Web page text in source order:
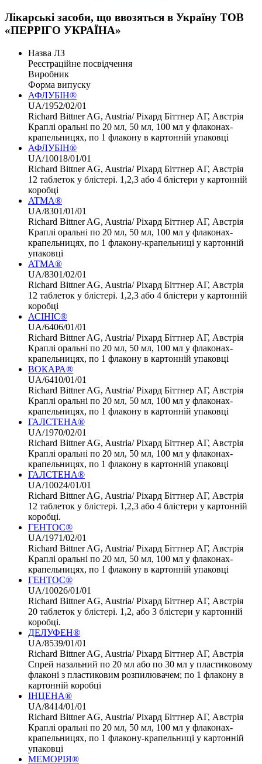
Лікарські засоби, що ввозяться в Україну ТОВ
«ПЕРРІГО УКРАЇНА»
Назва ЛЗ
Реєстраційне посвідчення
Виробник
Форма випуску
АФЛУБІН®
UA/1952/02/01
Richard Bittner AG, Austria/ Ріхард Біттнер АГ, Австрія
Краплі оральні по 20 мл, 50 мл, 100 мл у флаконах-
крапельницях, по 1 флакону в картонній упаковці
АФЛУБІН®
UA/10018/01/01
Richard Bittner AG, Austria/ Ріхард Біттнер АГ, Австрія
12 таблеток у блістері. 1,2,3 або 4 блістери у картонній
коробці
ATMA®
UA/8301/01/01
Richard Bittner AG, Austria/ Ріхард Біттнер АГ, Австрія
Краплі оральні по 20 мл, 50 мл, 100 мл у флаконах-
крапельницях, по 1 флакону-крапельниці у картонній
упаковці
ATMA®
UA/8301/02/01
Richard Bittner AG, Austria/ Ріхард Біттнер АГ, Австрія
12 таблеток у блістері. 1,2,3 або 4 блістери у картонній
коробці
АСІНІС®
UA/6406/01/01
Richard Bittner AG, Austria/ Ріхард Біттнер АГ, Австрія
Краплі оральні по 20 мл, 50 мл, 100 мл у флаконах-
крапельницях, по 1 флакону в картонній упаковці
ВОКАРА®
UA/6410/01/01
Richard Bittner AG, Austria/ Ріхард Біттнер АГ, Австрія
Краплі оральні по 20 мл, 50 мл, 100 мл у флаконах-
крапельницях, по 1 флакону в картонній упаковці
ГАЛСТЕНА®
UA/1970/02/01
Richard Bittner AG, Austria/ Ріхард Біттнер АГ, Австрія
Краплі оральні по 20 мл, 50 мл, 100 мл у флаконах-
крапельницях, по 1 флакону в картонній упаковці
ГАЛСТЕНА®
UA/10024/01/01
Richard Bittner AG, Austria/ Ріхард Біттнер АГ, Австрія
12 таблеток у блістері. 1,2,3 або 4 блістери у картонній
коробці.
ГЕНТОС®
UA/1971/02/01
Richard Bittner AG, Austria/ Ріхард Біттнер АГ, Австрія
Краплі оральні по 20 мл, 50 мл, 100 мл у флаконах-
крапельницях, по 1 флакону в картонній упаковці
ГЕНТОС®
UA/10026/01/01
Richard Bittner AG, Austria/ Ріхард Біттнер АГ, Австрія
20 таблеток у блістері. 1,2, або 3 блістери у картонній
коробці.
ДЕЛУФЕН®
UA/8539/01/01
Richard Bittner AG, Austria/ Ріхард Біттнер АГ, Австрія
Спрей назальний по 20 мл або по 30 мл у пластиковому
флаконі з пластиковим розпилювачем; по 1 флакону в
картонній коробці
ІНЦЕНА®
UA/8414/01/01
Richard Bittner AG, Austria/ Ріхард Біттнер АГ, Австрія
Краплі оральні по 20 мл, 50 мл, 100 мл у флаконах-
крапельницях, по 1 флакону-крапельниці у картонній
упаковці
МЕМОРІЯ®